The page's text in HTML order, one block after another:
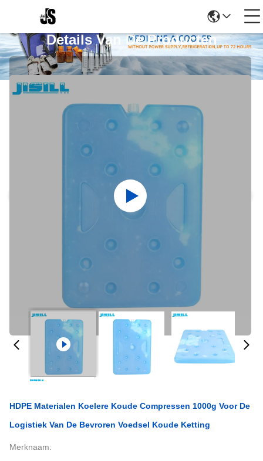
Details Van De Producten
HDPE Materialen Koelere Koude Compressen 1000g Voor De
Logistiek Van De Bevroren Voedsel Koude Ketting
Merknaam: